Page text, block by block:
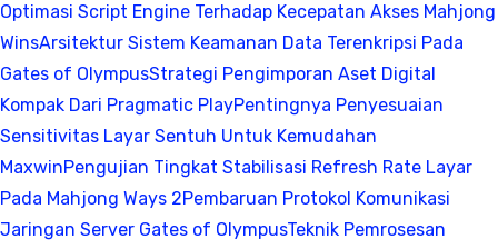
Optimasi Script Engine Terhadap Kecepatan Akses Mahjong
WinsArsitektur Sistem Keamanan Data Terenkripsi Pada
Gates of OlympusStrategi Pengimporan Aset Digital
Kompak Dari Pragmatic PlayPentingnya Penyesuaian
Sensitivitas Layar Sentuh Untuk Kemudahan
MaxwinPengujian Tingkat Stabilisasi Refresh Rate Layar
Pada Mahjong Ways 2Pembaruan Protokol Komunikasi
Jaringan Server Gates of OlympusTeknik Pemrosesan